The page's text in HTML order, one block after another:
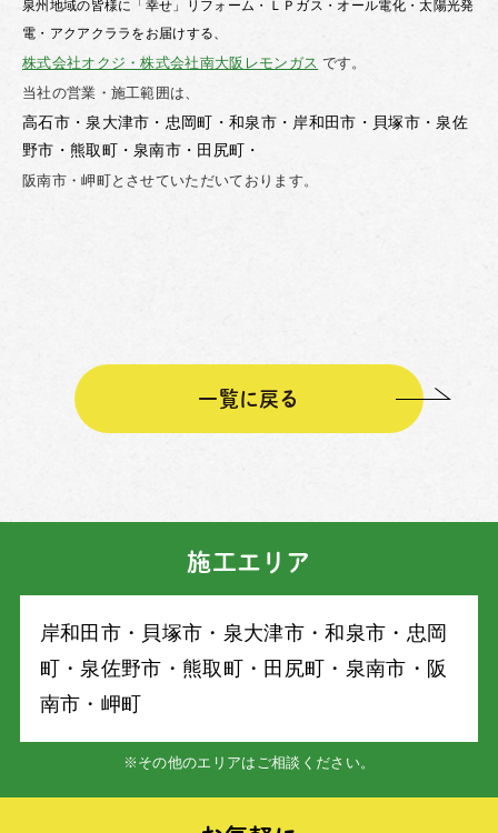
泉州地域の皆様に「幸せ」リフォーム・ＬＰガス・オール電化・太陽光発
電・アクアクララをお届けする、
株式会社オクジ・株式会社南大阪レモンガス です。
当社の営業・施工範囲は、
高石市・泉大津市・忠岡町・和泉市・岸和田市・貝塚市・泉佐
野市・熊取町・泉南市・田尻町・
阪南市・岬町とさせていただいております。
一覧に戻る
施工エリア
岸和⽥市・⾙塚市・泉⼤津市・和泉市・忠岡
町・泉佐野市・熊取町・⽥尻町・泉南市・阪
南市・岬町
※その他のエリアはご相談ください。